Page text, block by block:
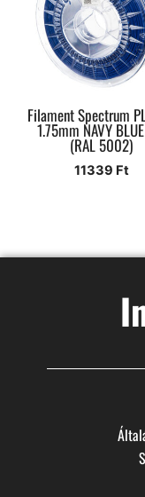
Filament Spectrum
1.75mm NAVY
(RAL 5002)
11339 Ft